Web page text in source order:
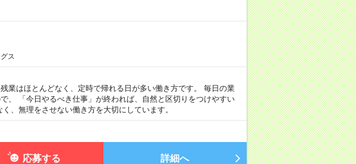
ス
業はほとんどなく、定時で帰れる日が多い働き方です。 毎日の業
、 「今日やるべき仕事」が終われば、自然と区切りをつけやすい
、無理をさせない働き方を大切にしています。
応募する 詳細へ